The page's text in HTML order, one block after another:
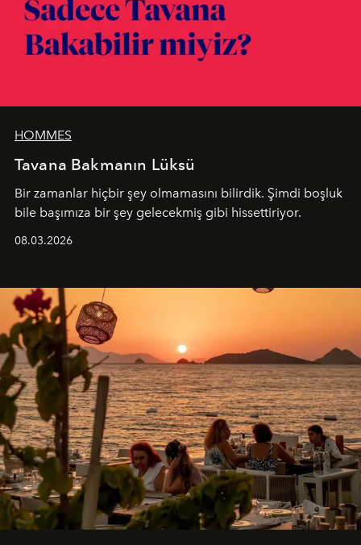
HOMMES
Tavana Bakmanın Lüksü
Bir zamanlar hiçbir şey olmamasını bilirdik. Şimdi boşluk
bile başımıza bir şey gelecekmiş gibi hissettiriyor.
08.03.2026